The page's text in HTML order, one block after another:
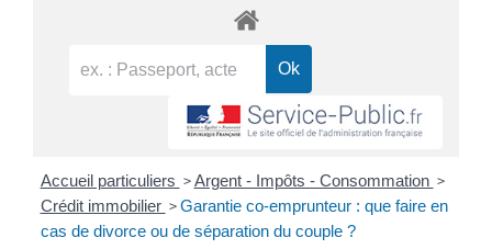
Accueil particuliers > Argent - Impôts - Consommation >
Crédit immobilier > Garantie co-emprunteur : que faire en
cas de divorce ou de séparation du couple ?